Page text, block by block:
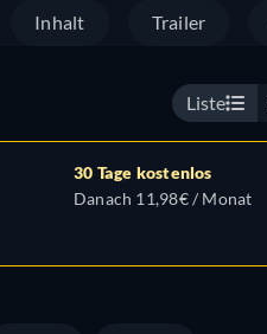
Inhalt Trailer
Liste
30 Tage kostenlos
Danach 11,98€ / Monat